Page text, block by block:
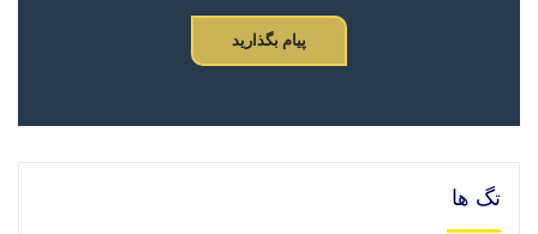
پیام بگذارید
تگ ها